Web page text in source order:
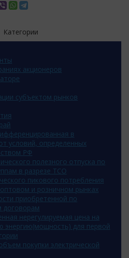
Категории
акционеров
субъектом рынков
в
условий, определенных
РФ
полезного отпуска по
в разрезе ТСО
пикового потребления
и розничном рынках
приобретенной по
договорам
нерегулируемая цена на
энергию(мощность) для первой
покупки электрической